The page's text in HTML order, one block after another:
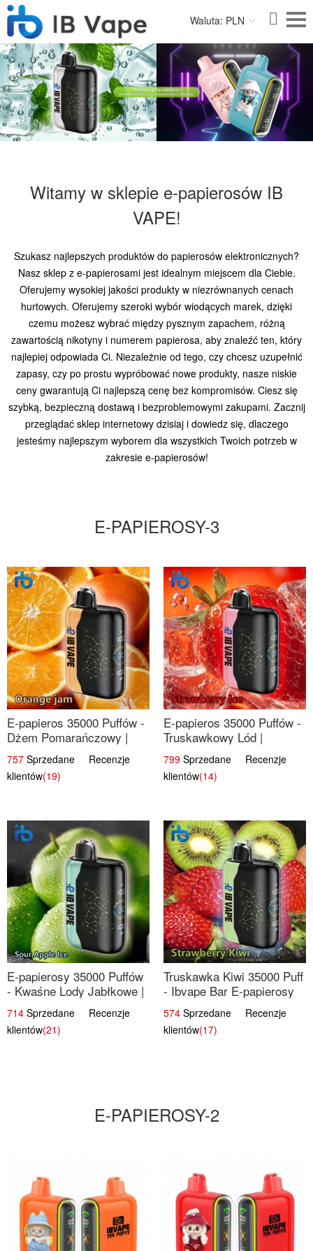
Waluta: PLN
Witamy w sklepie e-papierosów IB
VAPE!
Szukasz najlepszych produktów do papierosów elektronicznych?
Nasz sklep z e-papierosami jest idealnym miejscem dla Ciebie.
Oferujemy wysokiej jakości produkty w niezrównanych cenach
hurtowych. Oferujemy szeroki wybór wiodących marek, dzięki
czemu możesz wybrać między pysznym zapachem, różną
zawartością nikotyny i numerem papierosa, aby znaleźć ten, który
najlepiej odpowiada Ci. Niezależnie od tego, czy chcesz uzupełnić
zapasy, czy po prostu wypróbować nowe produkty, nasze niskie
ceny gwarantują Ci najlepszą cenę bez kompromisów. Ciesz się
szybką, bezpieczną dostawą i bezproblemowymi zakupami. Zacznij
przeglądać sklep internetowy dzisiaj i dowiedz się, dlaczego
jesteśmy najlepszym wyborem dla wszystkich Twoich potrzeb w
zakresie e-papierosów!
E-PAPIEROSY-3
E-papieros 35000 Puffów -
Dżem Pomarańczowy |
Aromatyczny i Długotrwały
757 Sprzedane Recenzje
klientów(19)
E-papieros 35000 Puffów -
Truskawkowy Lód |
Orzeźwiający Smak
799 Sprzedane Recenzje
klientów(14)
E-papierosy 35000 Puffów
- Kwaśne Lody Jabłkowe |
Orzeźwiający Smak
714 Sprzedane Recenzje
klientów(21)
Truskawka Kiwi 35000 Puff
- Ibvape Bar E-papierosy
Jednorazowy
574 Sprzedane Recenzje
klientów(17)
E-PAPIEROSY-2